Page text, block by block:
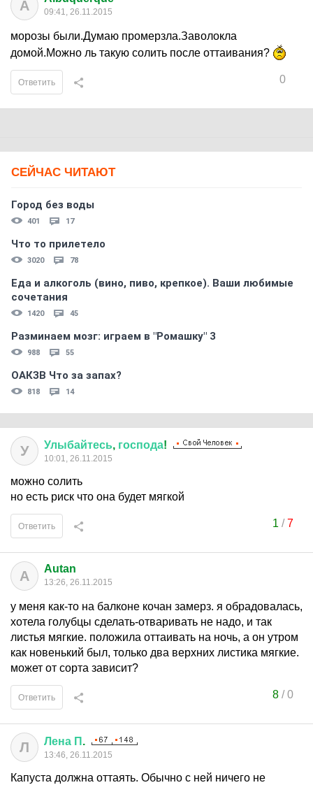
A 09:41, 26.11.2015
морозы были.Думаю промерзла.Заволокла
домой.Можно ль такую солить после оттаивания?
0
Ответить
СЕЙЧАС ЧИТАЮТ
Город без воды
401 17
Что то прилетело
3020 78
Еда и алкоголь (вино, пиво, крепкое). Ваши любимые
сочетания
1420 45
Разминаем мозг: играем в "Ромашку" 3
988 55
ОАКЗВ Что за запах?
818 14
У Улыбайтесь, господа!
10:01, 26.11.2015
можно солить
но есть риск что она будет мягкой
1 /7
Ответить
A Autan
13:26, 26.11.2015
у меня как-то на балконе кочан замерз. я обрадовалась,
хотела голубцы сделать-отваривать не надо, и так
листья мягкие. положила оттаивать на ночь, а он утром
как новенький был, только два верхних листика мягкие.
может от сорта зависит?
8/0
Ответить
Л Лена П .
13:46, 26.11.2015
Капуста должна оттаять. Обычно с ней ничего не